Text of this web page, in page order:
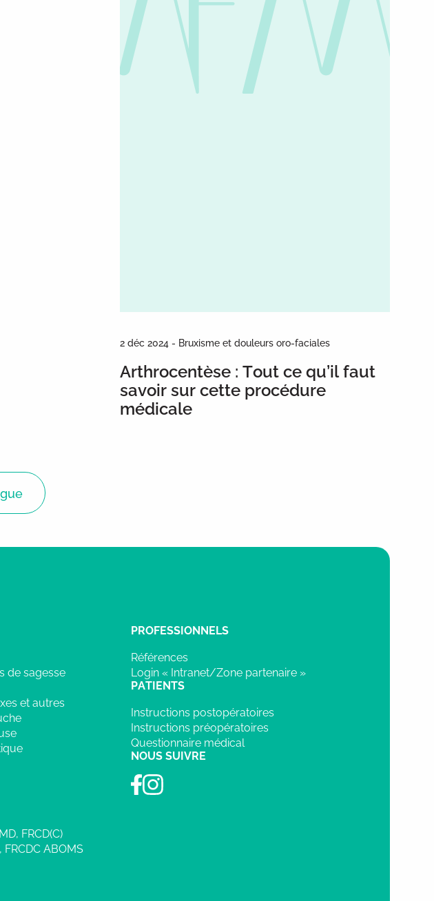
2 déc 2024 - Bruxisme et douleurs oro-faciales
Arthrocentèse : Tout ce qu’il faut
savoir sur cette procédure
médicale
de sagesse
et autres
FRCD(C)
ABOMS
PROFESSIONNELS
Références
Login « Intranet/Zone partenaire »
PATIENTS
Instructions postopératoires
Instructions préopératoires
Questionnaire médical
NOUS SUIVRE